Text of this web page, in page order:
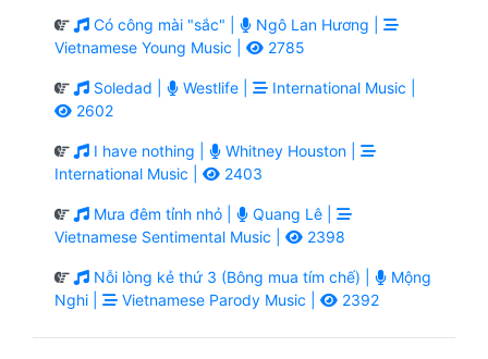
Có công mài "sắc" |
Ngô Lan Hương |
Vietnamese Young Music |
2785
Soledad | Westlife |
International Music |
2602
I have nothing |
Whitney Houston |
International Music |
2403
Mưa đêm tỉnh nhỏ |
Quang Lê |
Vietnamese Sentimental Music |
2398
Nỗi lòng kẻ thứ 3 (Bông mua tím chế) |
Mộng
Nghi |
Vietnamese Parody Music | 2392